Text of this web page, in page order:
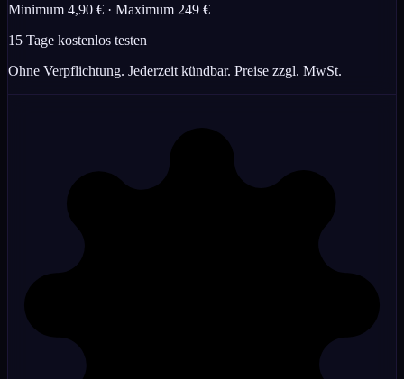
Minimum 4,90 € · Maximum 249 €
15 Tage kostenlos testen
Ohne Verpflichtung. Jederzeit kündbar. Preise zzgl. MwSt.